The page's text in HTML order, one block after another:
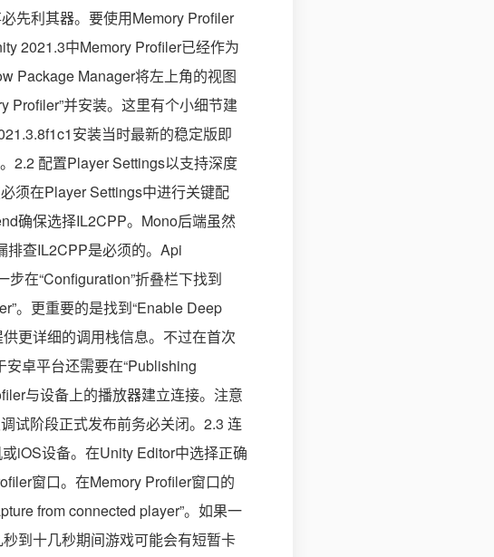
先利其器。要使用Memory Profiler
2021.3中Memory Profiler已经作为
Package Manager将左上角的视图
Profiler”并安装。这里有个小细节建
安装当时最新的稳定版即
2.2 配置Player Settings以支持深度
须在Player Settings中进行关键配
确保选择IL2CPP。Mono后端虽然
排查IL2CPP是必须的。Api
在“Configuration”折叠栏下找到
。更重要的是找到“Enable Deep
更详细的调用栈信息。不过在首次
卓平台还需要在“Publishing
与设备上的播放器建立连接。注意
试阶段正式发布前务必关闭。2.3 连
iOS设备。在Unity Editor中选择正确
窗口。在Memory Profiler窗口的
from connected player”。如果一
到十几秒期间游戏可能会有短暂卡